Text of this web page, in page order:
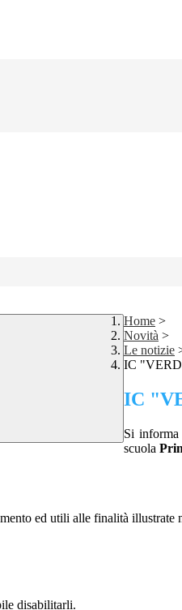
Home >
Novità >
Le notizie
IC
IC
Si
scuola
ed utili alle finalità illustrate
disabilitarli.